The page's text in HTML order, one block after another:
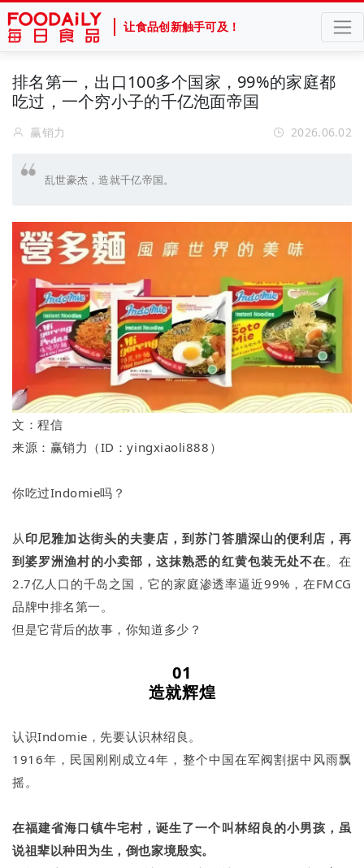
让食品创新触手可及！
排名第一，出口100多个国家，99%的家庭都
吃过，一个穷小子的千亿泡面帝国
赢销力 2026.06.02
乱世豪杰，造就千亿帝国。
文：程信
来源：赢销力（ID：yingxiaoli888）
你吃过Indomie吗？
从印尼雅加达街头的夫妻店，到苏门答腊深山的便利店，再
到婆罗洲渔村的小卖部，这抹熟悉的红黄包装无处不在。在
2.7亿人口的千岛之国，它的家庭渗透率逼近99%，在FMCG
品牌中排名第一。
但是它背后的故事，你知道多少？
01
造就辉煌
认识Indomie，先要认识林绍良。
1916年，民国刚刚成立4年，整个中国在军阀割据中风雨飘
摇。
在福建省海口镇牛宅村，诞生了一个叫林绍良的小男孩，虽
说祖辈以种田为生，倒也家境殷实。